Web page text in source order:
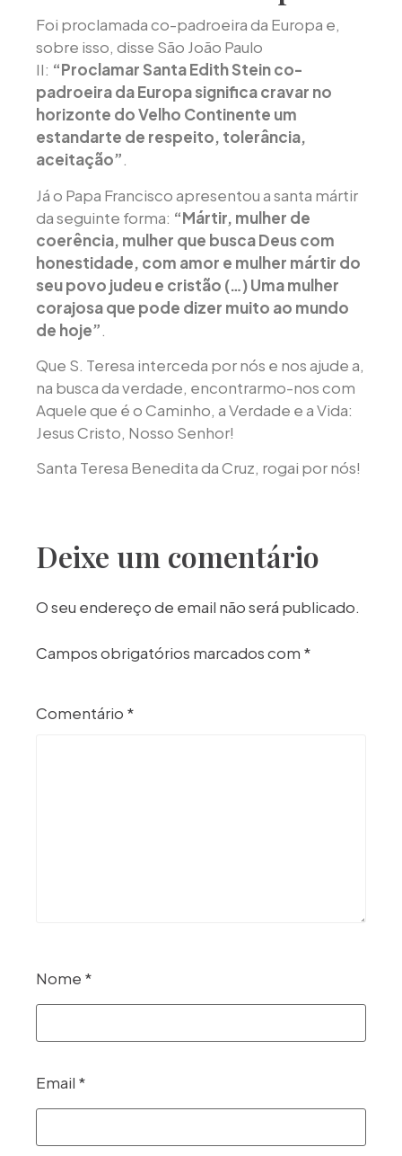
Foi proclamada co-padroeira da Europa e,
sobre isso, disse São João Paulo
II: “Proclamar Santa Edith Stein co-
padroeira da Europa significa cravar no
horizonte do Velho Continente um
estandarte de respeito, tolerância,
aceitação”.
Já o Papa Francisco apresentou a santa mártir
da seguinte forma: “Mártir, mulher de
coerência, mulher que busca Deus com
honestidade, com amor e mulher mártir do
seu povo judeu e cristão (…) Uma mulher
corajosa que pode dizer muito ao mundo
de hoje”.
Que S. Teresa interceda por nós e nos ajude a,
na busca da verdade, encontrarmo-nos com
Aquele que é o Caminho, a Verdade e a Vida:
Jesus Cristo, Nosso Senhor!
Santa Teresa Benedita da Cruz, rogai por nós!
Deixe um comentário
O seu endereço de email não será publicado.
Campos obrigatórios marcados com *
Comentário *
Nome *
Email *